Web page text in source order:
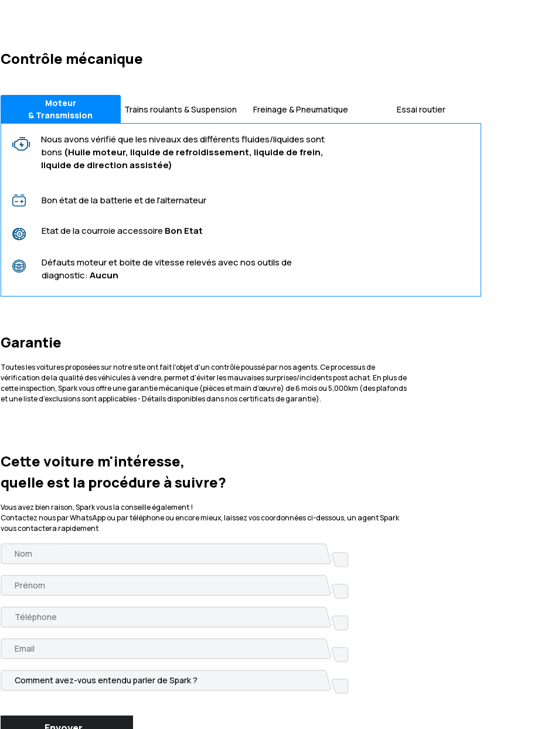
Contrôle mécanique
Moteur
& Transmission
Trains roulants & Suspension Freinage & Pneumatique Essai routier
Nous avons vérifié que les niveaux des différents fluides/liquides sont
bons (Huile moteur, liquide de refroidissement, liquide de frein,
liquide de direction assistée)
Bon état de la batterie et de l'alternateur
Etat de la courroie accessoire Bon Etat
Défauts moteur et boite de vitesse relevés avec nos outils de
diagnostic:Aucun
Garantie
Toutes les voitures proposées sur notre site ont fait l'objet d'un contrôle poussé par nos agents. Ce processus de
vérification de la qualité des véhicules à vendre, permet d'éviter les mauvaises surprises/incidents post achat. En plus de
cette inspection, Spark vous offre une garantie mécanique (pièces et main d'œuvre) de 6 mois ou 5,000km (des plafonds
et une liste d'exclusions sont applicables - Détails disponibles dans nos certificats de garantie).
Cette voiture m'intéresse,
quelle est la procédure à suivre?
Vous avez bien raison, Spark vous la conseille également !
Contactez nous par WhatsApp ou par téléphone ou encore mieux, laissez vos coordonnées ci-dessous, un agent Spark
vous contactera rapidement